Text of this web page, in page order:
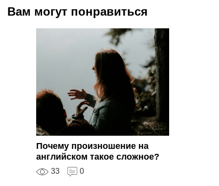
Вам могут понравиться
Почему произношение на
английском такое сложное?
33 0